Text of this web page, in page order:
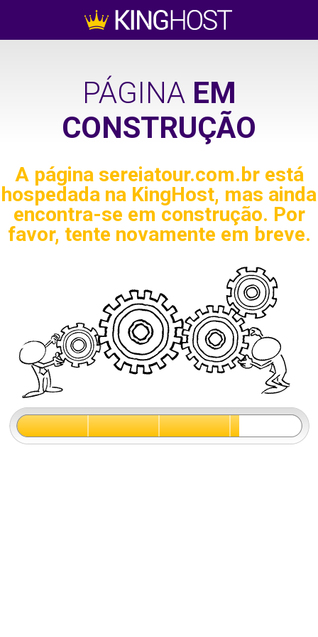
PÁGINA EM
CONSTRUÇÃO
A página sereiatour.com.brestá
hospedada na KingHost, mas ainda
encontra-se em construção. Por
favor, tente novamente em breve.